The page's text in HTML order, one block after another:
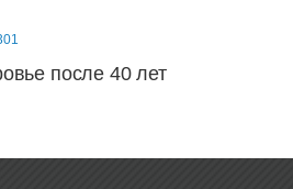
после 40 лет